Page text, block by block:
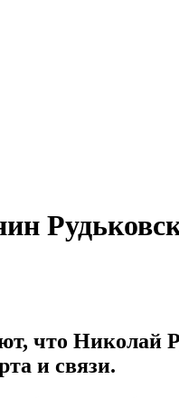
что Николай
и связи.